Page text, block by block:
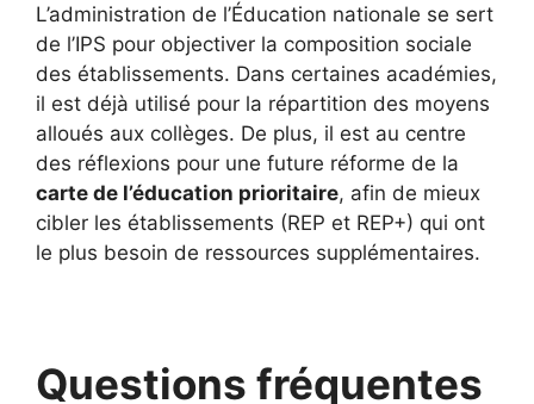
L’administration de l’Éducation nationale se sert
de l’IPS pour objectiver la composition sociale
des établissements. Dans certaines académies,
il est déjà utilisé pour la répartition des moyens
alloués aux collèges. De plus, il est au centre
des réflexions pour une future réforme de la
carte de l’éducation prioritaire, afin de mieux
cibler les établissements (REP et REP+) qui ont
le plus besoin de ressources supplémentaires.
Questions fréquentes